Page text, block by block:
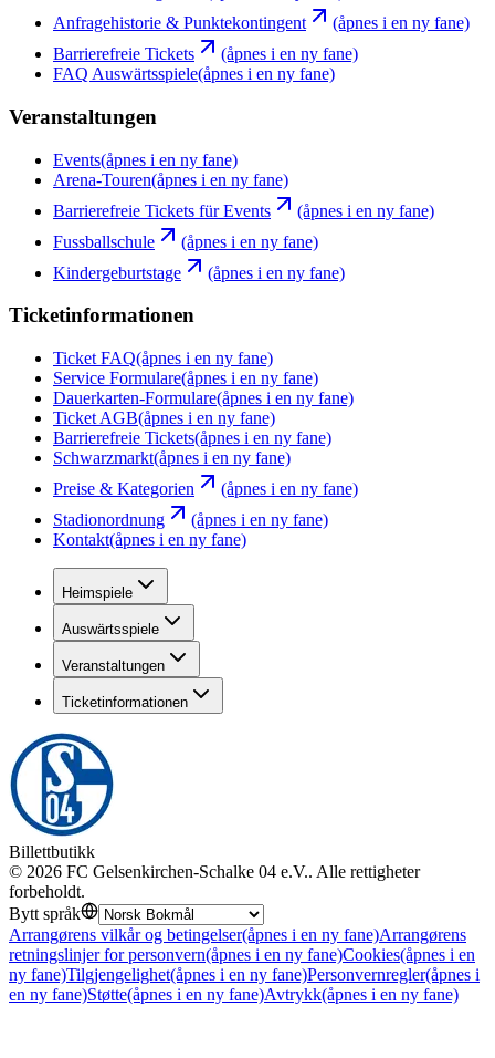
Anfragehistorie & Punktekontingent
(åpnes i en ny fane)
Barrierefreie Tickets
(åpnes i en ny fane)
FAQ Auswärtsspiele(åpnes i en ny fane)
Veranstaltungen
Events(åpnes i en ny fane)
Arena-Touren(åpnes i en ny fane)
Barrierefreie Tickets für Events
(åpnes i en ny fane)
Fussballschule
(åpnes i en ny fane)
Kindergeburtstage
(åpnes i en ny fane)
Ticketinformationen
Ticket FAQ(åpnes i en ny fane)
Service Formulare(åpnes i en ny fane)
Dauerkarten-Formulare(åpnes i en ny fane)
Ticket AGB(åpnes i en ny fane)
Barrierefreie Tickets(åpnes i en ny fane)
Schwarzmarkt(åpnes i en ny fane)
Preise & Kategorien
(åpnes i en ny fane)
Stadionordnung
(åpnes i en ny fane)
Kontakt(åpnes i en ny fane)
Heimspiele
Auswärtsspiele
Veranstaltungen
Ticketinformationen
Billettbutikk
© 2026 FC Gelsenkirchen-Schalke 04 e.V.. Alle rettigheter
forbeholdt.
Bytt språk
Arrangørens vilkår og betingelser(åpnes i en ny fane)Arrangørens
retningslinjer for personvern(åpnes i en ny fane)Cookies(åpnes i en
ny fane)Tilgjengelighet(åpnes i en ny fane)Personvernregler(åpnes i
en ny fane)Støtte(åpnes i en ny fane)Avtrykk(åpnes i en ny fane)